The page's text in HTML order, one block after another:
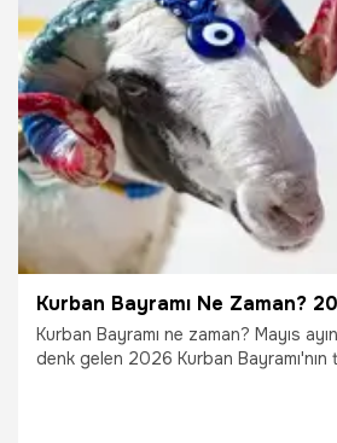
25.03.2026 İzmir
Kurban Bayramı ne zaman? Mayıs
denk gelen 2026 Kurban Bayramı'nın